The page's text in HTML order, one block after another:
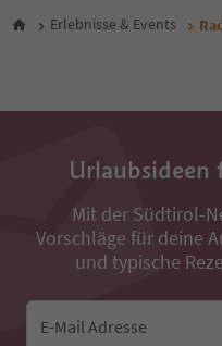
Erlebnisse & Events
Mit der Südtirol-
Vorschläge für deine
und typische
E-Mail Adresse